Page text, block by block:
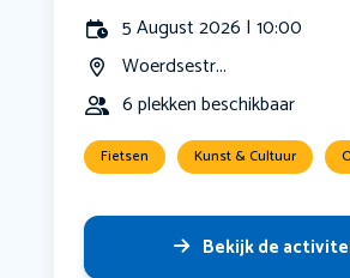
5 August 2026 | 10:00
Woerdsestr...
6 plekken beschikbaar
Fietsen Kunst & Cultuur
Bekijk de